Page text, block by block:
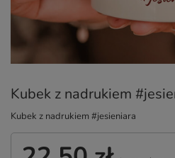
Kubek z nadrukiem
Kubek z nadrukiem #jesieniara